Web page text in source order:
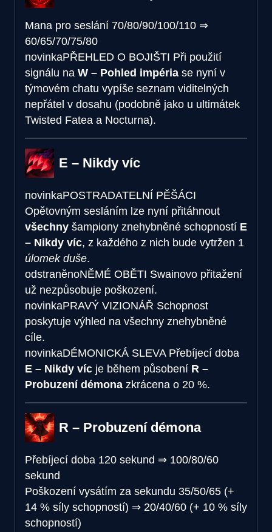
Mana pro seslání 70/80/90/100/110 ⇒
60/65/70/75/80
novinkaPŘEHLED O BOJIŠTI Při použití
signálu na W – Pohled impéria se nyní v
týmovém chatu vypíše seznam viditelných
nepřátel v dosahu (podobně jako u ultimátek
Twisted Fatea a Nocturna).
E – Nikdy víc
novinkaPOSTRADATELNÍ PĚŠÁCI
Opětovným sesláním lze nyní přitáhnout
všechny šampiony znehybněné schopností E
– Nikdy víc, z každého z nich bude vytržen 1
úlomek duše.
odstraněnoNĚMÉ OBĚTI Swainovo přitažení
už nezpůsobuje poškození.
novinkaPRAVÝ VIZIONÁŘ Schopnost
poskytuje výhled na všechny znehybněné
cíle.
novinkaDÉMONICKÁ SLEVA Přebíjecí doba
E – Nikdy víc je během působení R –
Probuzení démona zkrácena o 20 %.
R – Probuzení démona
Přebíjecí doba 120 sekund ⇒ 100/80/60
sekund
Poškození vysátím za sekundu 35/50/65 (+
14 % síly schopností) ⇒ 20/40/60 (+ 10 % síly
schopností)